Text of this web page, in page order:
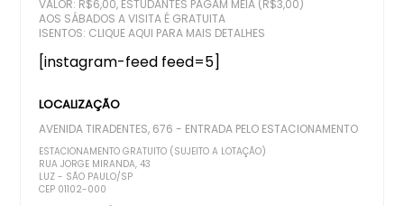
VALOR: R$6,00, ESTUDANTES PAGAM MEIA (R$3,00)
AOS SÁBADOS A VISITA É GRATUITA
ISENTOS: CLIQUE AQUI PARA MAIS DETALHES
[instagram-feed feed=5]
LOCALIZAÇÃO
AVENIDA TIRADENTES, 676 - ENTRADA PELO ESTACIONAMENTO
ESTACIONAMENTO GRATUITO (SUJEITO A LOTAÇÃO)
RUA JORGE MIRANDA, 43
LUZ - SÃO PAULO/SP
CEP 01102-000